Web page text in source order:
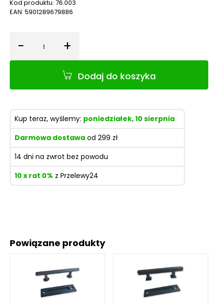
Powiązane produkty
Kod produktu: 76.003
EAN: 5901289679886
- Ilość +
Dodaj do koszyka
Kup teraz, wyślemy: poniedziałek, 10 sierpnia
Darmowa dostawa od 299 zł
14 dni na zwrot bez powodu
10 x rat 0% z Przelewy24